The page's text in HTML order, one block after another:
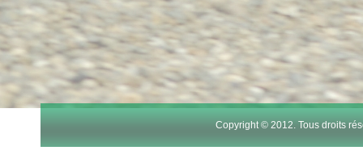
15
17
Copyright © 2012. Tous droits